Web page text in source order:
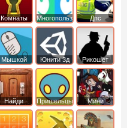
Комнаты Многопользовательские
Дпс
Мышкой Юнити 3д Рикошет
Найди
выход
Пришельцы Мини